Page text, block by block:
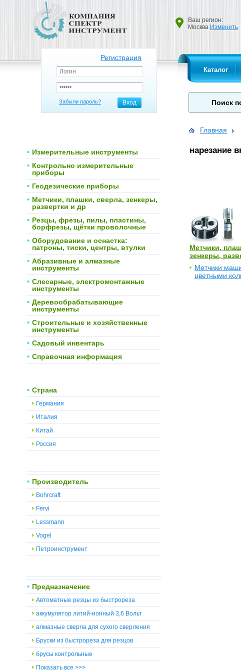
Ваш регион:
Москва Изменить
Регистрация
Забыли пароль? Вход
Каталог
Главная
Измерительные инструменты
Контрольно измерительные
приборы
Геодезические приборы
Метчики, плашки, сверла, зенкеры,
развертки и др
Резцы, фрезы, пилы, пластины,
борфрезы, щётки проволочные
Оборудование и оснастка:
патроны, тиски, центры, втулки
Абразивные и алмазные
инструменты
Слесарные, электромонтажные
инструменты
Деревообрабатывающие
инструменты
Строительные и хозяйственные
инструменты
Садовый инвентарь
Справочная информация
Страна
Германия
Италия
Китай
Россия
Производитель
Bohrcraft
Fervi
Lessmann
Vogel
Петроинструмент
Предназначение
Автоматные резцы из быстрореза
аккумулятор литий-ионный 3,6 Вольт
алмазные сверла для сухого сверления
Бруски из быстрореза для резцов
брусы контрольные
Показать все >>>
нарезание
Метчики,
зенкеры,
Метчики
цветными